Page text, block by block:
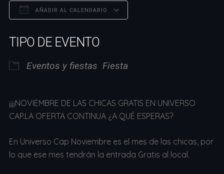
AÑADIR AL CALENDARIO
TIPO DE EVENTO
Eventos y fiestas Fiesta
¡¡¡¡NOVIEMBRE DE LAS CHICAS GRATIS EN UNIVERSO
CAP.LA OFERTA CONTINUA ¿A QUÉ ESPERAS?
En Universo Cap Noviembre es el mes de las chicas, por
lo que ese mes tendrán la entrada Gratis al local.